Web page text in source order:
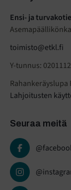
Ensi- ja
toimisto@etkl.fi
Y-tunnus:
Rahankeräyslupa
Lahjoitusten
Seuraa meitä